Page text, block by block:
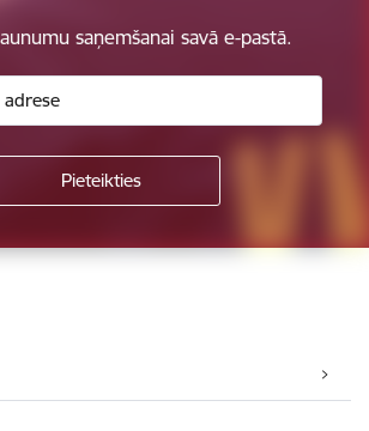
saņemšanai savā e-pastā.